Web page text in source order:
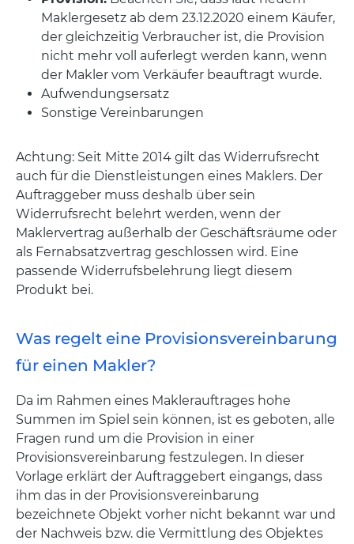
Maklergesetz ab dem 23.12.2020 einem Käufer,
der gleichzeitig Verbraucher ist, die Provision
nicht mehr voll auferlegt werden kann, wenn
der Makler vom Verkäufer beauftragt wurde.
Aufwendungsersatz
Sonstige Vereinbarungen
Achtung: Seit Mitte 2014 gilt das Widerrufsrecht
auch für die Dienstleistungen eines Maklers. Der
Auftraggeber muss deshalb über sein
Widerrufsrecht belehrt werden, wenn der
Maklervertrag außerhalb der Geschäftsräume oder
als Fernabsatzvertrag geschlossen wird. Eine
passende Widerrufsbelehrung liegt diesem
Produkt bei.
Was regelt eine Provisionsvereinbarung
für einen Makler?
Da im Rahmen eines Maklerauftrages hohe
Summen im Spiel sein können, ist es geboten, alle
Fragen rund um die Provision in einer
Provisionsvereinbarung festzulegen. In dieser
Vorlage erklärt der Auftraggebert eingangs, dass
ihm das in der Provisionsvereinbarung
bezeichnete Objekt vorher nicht bekannt war und
der Nachweis bzw. die Vermittlung des Objektes